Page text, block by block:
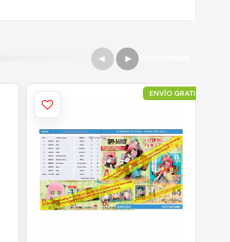
ENVÍO GRATIS